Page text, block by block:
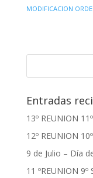
MODIFICACION
Entradas
13º REUNION
12º REUNION
9 de Julio – Día
11 ºREUNION 9º